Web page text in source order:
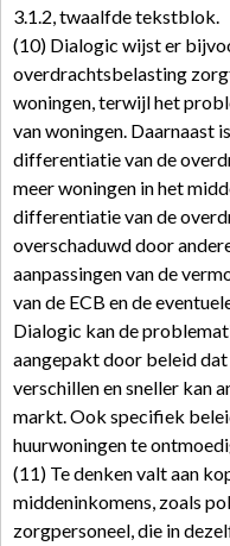
3.1.2, twaalfde tekstblok.
(10) Dialogic wijst er
overdrachtsbelasting
woningen, terwijl het
van woningen. Daarnaast
differentiatie van de
meer woningen in het
differentiatie van de
overschaduwd door
aanpassingen van de
van de ECB en de
Dialogic kan de
aangepakt door beleid
verschillen en sneller kan
markt. Ook specifiek
huurwoningen te
(11) Te denken valt aan
middeninkomens, zoals
zorgpersoneel, die in